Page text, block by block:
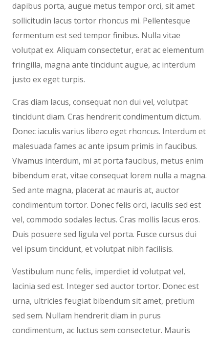
dapibus porta, augue metus tempor orci, sit amet
sollicitudin lacus tortor rhoncus mi. Pellentesque
fermentum est sed tempor finibus. Nulla vitae
volutpat ex. Aliquam consectetur, erat ac elementum
fringilla, magna ante tincidunt augue, ac interdum
justo ex eget turpis.
Cras diam lacus, consequat non dui vel, volutpat
tincidunt diam. Cras hendrerit condimentum dictum.
Donec iaculis varius libero eget rhoncus. Interdum et
malesuada fames ac ante ipsum primis in faucibus.
Vivamus interdum, mi at porta faucibus, metus enim
bibendum erat, vitae consequat lorem nulla a magna.
Sed ante magna, placerat ac mauris at, auctor
condimentum tortor. Donec felis orci, iaculis sed est
vel, commodo sodales lectus. Cras mollis lacus eros.
Duis posuere sed ligula vel porta. Fusce cursus dui
vel ipsum tincidunt, et volutpat nibh facilisis.
Vestibulum nunc felis, imperdiet id volutpat vel,
lacinia sed est. Integer sed auctor tortor. Donec est
urna, ultricies feugiat bibendum sit amet, pretium
sed sem. Nullam hendrerit diam in purus
condimentum, ac luctus sem consectetur. Mauris